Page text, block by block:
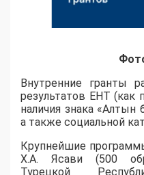
Внутренние гранты
результатов ЕНТ (как
наличия знака «Алтын
а также социальной
​Крупнейшие
Х.А. Ясави (500
Турецкой